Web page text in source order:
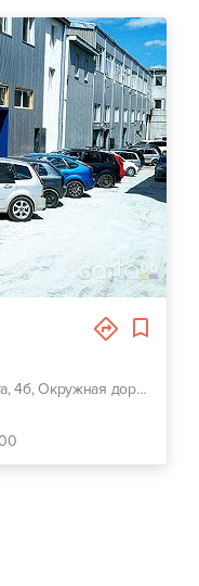
г. Киев, Велика Окружна дорога, 4б, Окружная дорога 4б кооператив "Березка 2, Софіївська Борщагівка, Київська обл., 08131